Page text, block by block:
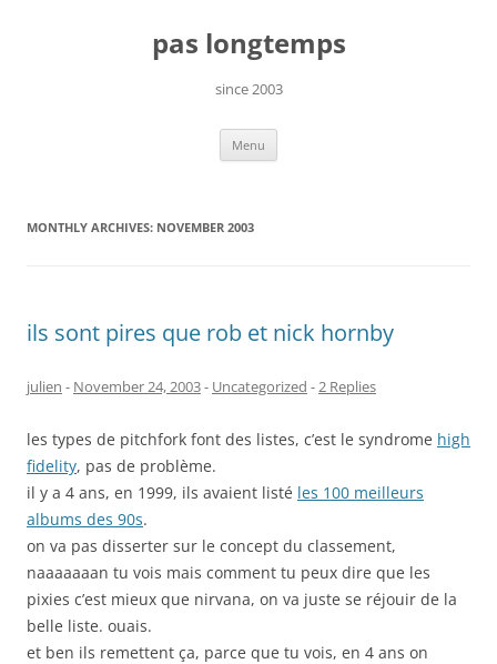
pas longtemps
since 2003
Menu
MONTHLY ARCHIVES: NOVEMBER 2003
ils sont pires que rob et nick hornby
julien - November 24, 2003- Uncategorized -2 Replies
les types de pitchfork font des listes, c’est le syndrome high
fidelity, pas de problème.
il y a 4 ans, en 1999, ils avaient listé les 100 meilleurs
albums des 90s.
on va pas disserter sur le concept du classement,
naaaaaaan tu vois mais comment tu peux dire que les
pixies c’est mieux que nirvana, on va juste se réjouir de la
belle liste. ouais.
et ben ils remettent ça, parce que tu vois, en 4 ans on